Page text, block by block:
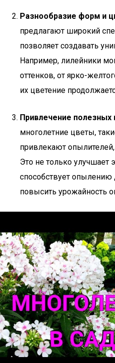
Разнообразие форм и
предлагают широкий
позволяет создавать
Например, лилейники
оттенков, от ярко-
их цветение
Привлечение
многолетние цветы,
привлекают
Это не только улучшает
способствует опылению
повысить урожайность